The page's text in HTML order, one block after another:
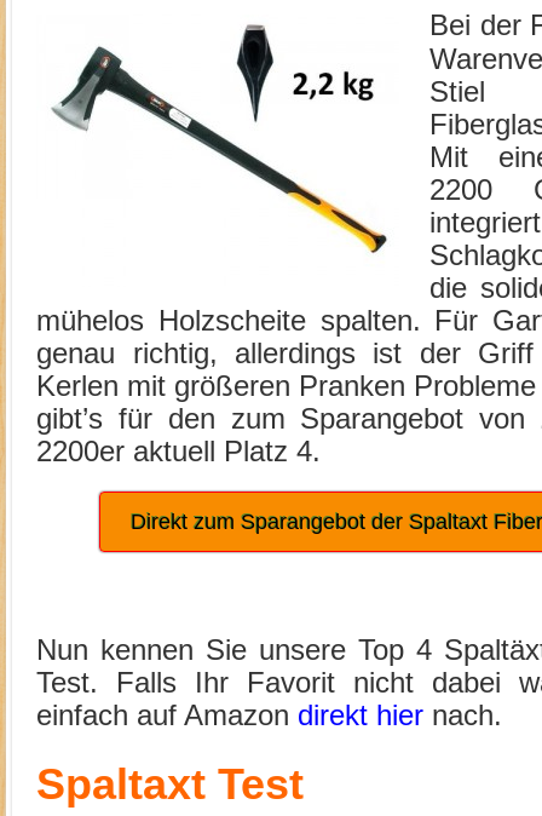
Bei der
Stiel
Mit
2200
die
mühelos Holzscheite spalten. Für
genau richtig, allerdings ist der
Kerlen mit größeren Pranken
gibt’s für den zum Sparangebot von
2200er aktuell Platz 4.
Direkt zum Sparangebot der Spaltaxt
Nun kennen Sie unsere Top 4
Test. Falls Ihr Favorit nicht dabei
einfach auf Amazon direkt hier nach.
Spaltaxt Test